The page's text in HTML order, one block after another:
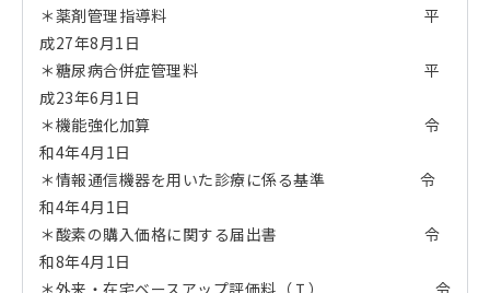
＊薬剤管理指導料 平
成27年8月1日
＊糖尿病合併症管理料 平
成23年6月1日
＊機能強化加算 令
和4年4月1日
＊情報通信機器を用いた診療に係る基準 令
和4年4月1日
＊酸素の購入価格に関する届出書 令
和8年4月1日
＊外来・在宅ベースアップ評価料（Ｉ） 令